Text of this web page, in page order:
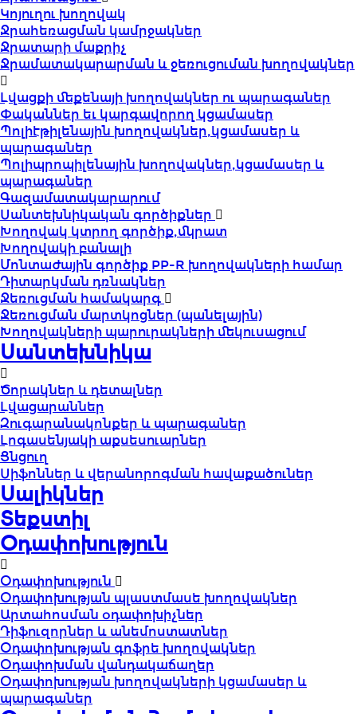
Կոյուղու խողովակ
Ջրահեռացման կամրջակներ
Ջրատարի մաքրիչ
Ջրամատակարարման և ջեռուցուման խողովակներ
Լվացքի մեքենայի խողովակներ ու պարագաներ
Փականներ եւ կարգավորող կցամասեր
Պոլիէթիլենային խողովակներ,կցամասեր և
պարագաներ
Պոլիպրոպիլենային խողովակներ,կցամասեր և
պարագաներ
Գազամատակարարում
Սանտեխնիկական գործիքներ
Խողովակ կտրող գործիք,մկրատ
Խողովակի բանալի
Մոնտաժային գործիք PP-R խողովակների համար
Դիտարկման դռնակներ
Ջեռուցման համակարգ
Ջեռուցման մարտկոցներ (պանելային)
Խողովակների պարուրակների մեկուսացում
Սանտեխնիկա
Ծորակներ և դետալներ
Լվացարաններ
Զուգարանակոնքեր և պարագաներ
Լոգասենյակի աքսեսուարներ
Ցնցուղ
Սիֆոններ և վերանորոգման հավաքածուներ
Սալիկներ
Տեքստիլ
Օդափոխություն
Օդափոխություն
Օդափոխության պլաստմասե խողովակներ
Արտահոսման օդափոխիչներ
Դիֆուզորներ և անեմոստատներ
Օդափոխության գոֆրե խողովակներ
Օդափոխման վանդակաճաղեր
Օդափոխության խողովակների կցամասեր և
պարագաներ